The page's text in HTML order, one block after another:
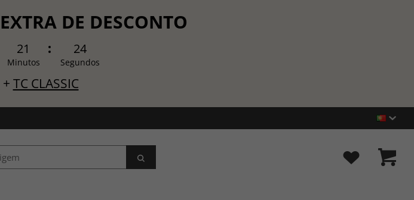
DE DESCONTO
21
Minutos
22
Segundos
+ TC CLASSIC